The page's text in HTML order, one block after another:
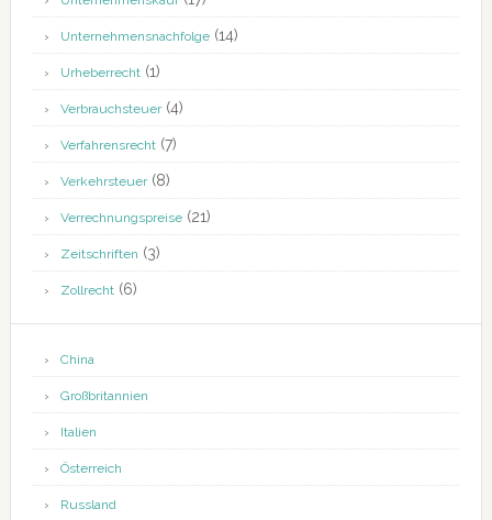
Unternehmensnachfolge(14)
Urheberrecht(1)
Verbrauchsteuer(4)
Verfahrensrecht(7)
Verkehrsteuer(8)
Verrechnungspreise(21)
Zeitschriften (3)
Zollrecht(6)
China
Großbritannien
Italien
Österreich
Russland